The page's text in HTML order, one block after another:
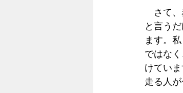
さて、
と言う
ます。
ではな
けてい
走る人